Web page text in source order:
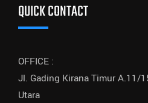
QUICK CONTACT
OFFICE :
Jl. Gading Kirana Timur A.11/
Utara